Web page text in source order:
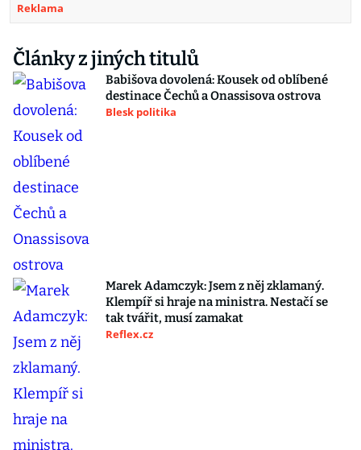
Reklama
Články z jiných titulů
Babišova dovolená: Kousek od oblíbené
destinace Čechů a Onassisova ostrova
Blesk politika
Marek Adamczyk: Jsem z něj zklamaný.
Klempíř si hraje na ministra. Nestačí se
tak tvářit, musí zamakat
Reflex.cz